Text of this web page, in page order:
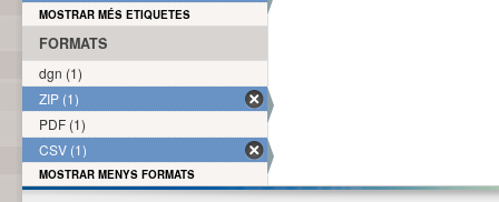
MOSTRAR MÉS ETIQUETES
FORMATS
dgn (1)
ZIP (1)
PDF (1)
CSV (1)
MOSTRAR MENYS FORMATS